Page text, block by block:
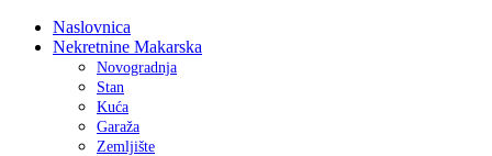
Naslovnica
Nekretnine Makarska
Novogradnja
Stan
Kuća
Garaža
Zemljište